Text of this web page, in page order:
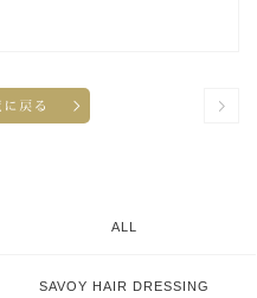
ALL
SAVOY HAIR DRESSING